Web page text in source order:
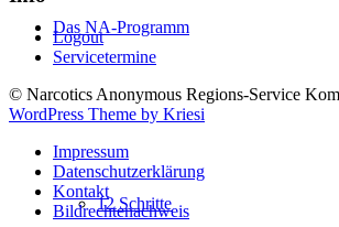
Das NA-Programm
12 Schritte
Logout
Servicetermine
© Narcotics Anonymous Regions-Service
WordPress Theme by Kriesi
Impressum
Datenschutzerklärung
Kontakt
Bildrechtenachweis